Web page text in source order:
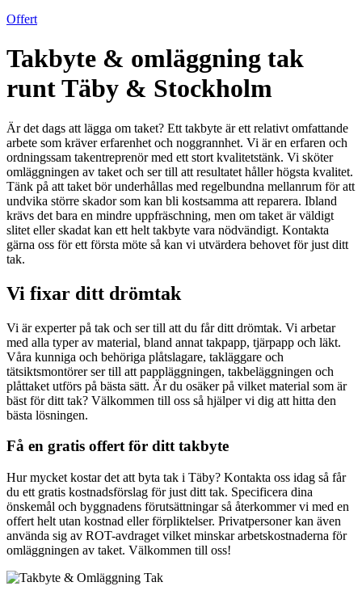
Offert
Takbyte & omläggning tak
runt Täby & Stockholm
Är det dags att lägga om taket? Ett takbyte är ett relativt omfattande
arbete som kräver erfarenhet och noggrannhet. Vi är en erfaren och
ordningssam takentreprenör med ett stort kvalitetstänk. Vi sköter
omläggningen av taket och ser till att resultatet håller högsta kvalitet.
Tänk på att taket bör underhållas med regelbundna mellanrum för att
undvika större skador som kan bli kostsamma att reparera. Ibland
krävs det bara en mindre uppfräschning, men om taket är väldigt
slitet eller skadat kan ett helt takbyte vara nödvändigt. Kontakta
gärna oss för ett första möte så kan vi utvärdera behovet för just ditt
tak.
Vi fixar ditt drömtak
Vi är experter på tak och ser till att du får ditt drömtak. Vi arbetar
med alla typer av material, bland annat takpapp, tjärpapp och läkt.
Våra kunniga och behöriga plåtslagare, takläggare och
tätsiktsmontörer ser till att pappläggningen, takbeläggningen och
plåttaket utförs på bästa sätt. Är du osäker på vilket material som är
bäst för ditt tak? Välkommen till oss så hjälper vi dig att hitta den
bästa lösningen.
Få en gratis offert för ditt takbyte
Hur mycket kostar det att byta tak i Täby? Kontakta oss idag så får
du ett gratis kostnadsförslag för just ditt tak. Specificera dina
önskemål och byggnadens förutsättningar så återkommer vi med en
offert helt utan kostnad eller förpliktelser. Privatpersoner kan även
använda sig av ROT-avdraget vilket minskar arbetskostnaderna för
omläggningen av taket. Välkommen till oss!